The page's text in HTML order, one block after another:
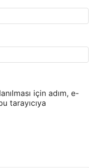
için adım, e-
tarayıcıya